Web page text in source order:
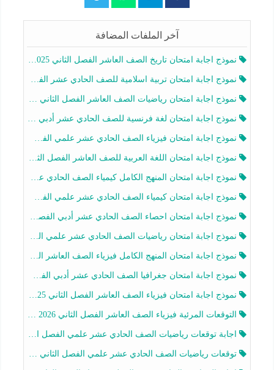
آخر الملفات المضافة
نموذج اجابة امتحان تاريخ الصف العاشر الفصل الثاني 2025-2026
نموذج اجابة امتحان تربية اسلامية للصف الحادي عشر الفصل الثاني 2025-2026
نموذج اجابة امتحان رياضيات الصف العاشر الفصل الثاني 2025-2026
نموذج اجابة امتحان لغة فرنسية للصف الحادي عشر أدبي الفصل الثاني 2025-2026
نموذج اجابة امتحان فيزياء الصف الحادي عشر علمي الفصل الثاني 2025-2026
نموذج اجابة امتحان اللغة العربية للصف العاشر الفصل الثاني 2025-2026
نموذج اجابة امتحان المنهج الكامل كيمياء الصف الحادي عشر علمي الفصل الثاني 2025-2026
نموذج اجابة امتحان كيمياء الصف الحادي عشر علمي الفصل الثاني 2025-2026
نموذج اجابة امتحان احصاء الصف الحادي عشر أدبي الفصل الثاني 2025-2026
نموذج اجابة امتحان رياضيات الصف الحادي عشر علمي الفصل الثاني 2025-2026
نموذج اجابة امتحان المنهج الكامل فيزياء الصف العاشر الفصل الثاني 2025-2026
نموذج اجابة امتحان جغرافيا الصف الحادي عشر أدبي الفصل الثاني 2025-2026
نموذج اجابة امتحان فيزياء الصف العاشر الفصل الثاني 2025-2026
التوقعات المرئية فيزياء الصف العاشر الفصل الثاني 2026 أ هيثم الليثي
اجابة توقعات رياضيات الصف الحادي عشر علمي الفصل الثاني 2025-2026 أ عمرو فايز
توقعات رياضيات الصف الحادي عشر علمي الفصل الثاني 2025-2026 أ عمرو فايز